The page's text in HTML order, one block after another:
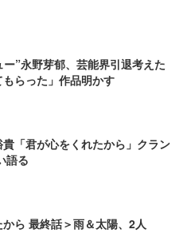
”永野芽郁、芸能界引退考えた
らった」作品明かす
「君が心をくれたから」クラン
語る
ら 最終話＞雨＆太陽、2人